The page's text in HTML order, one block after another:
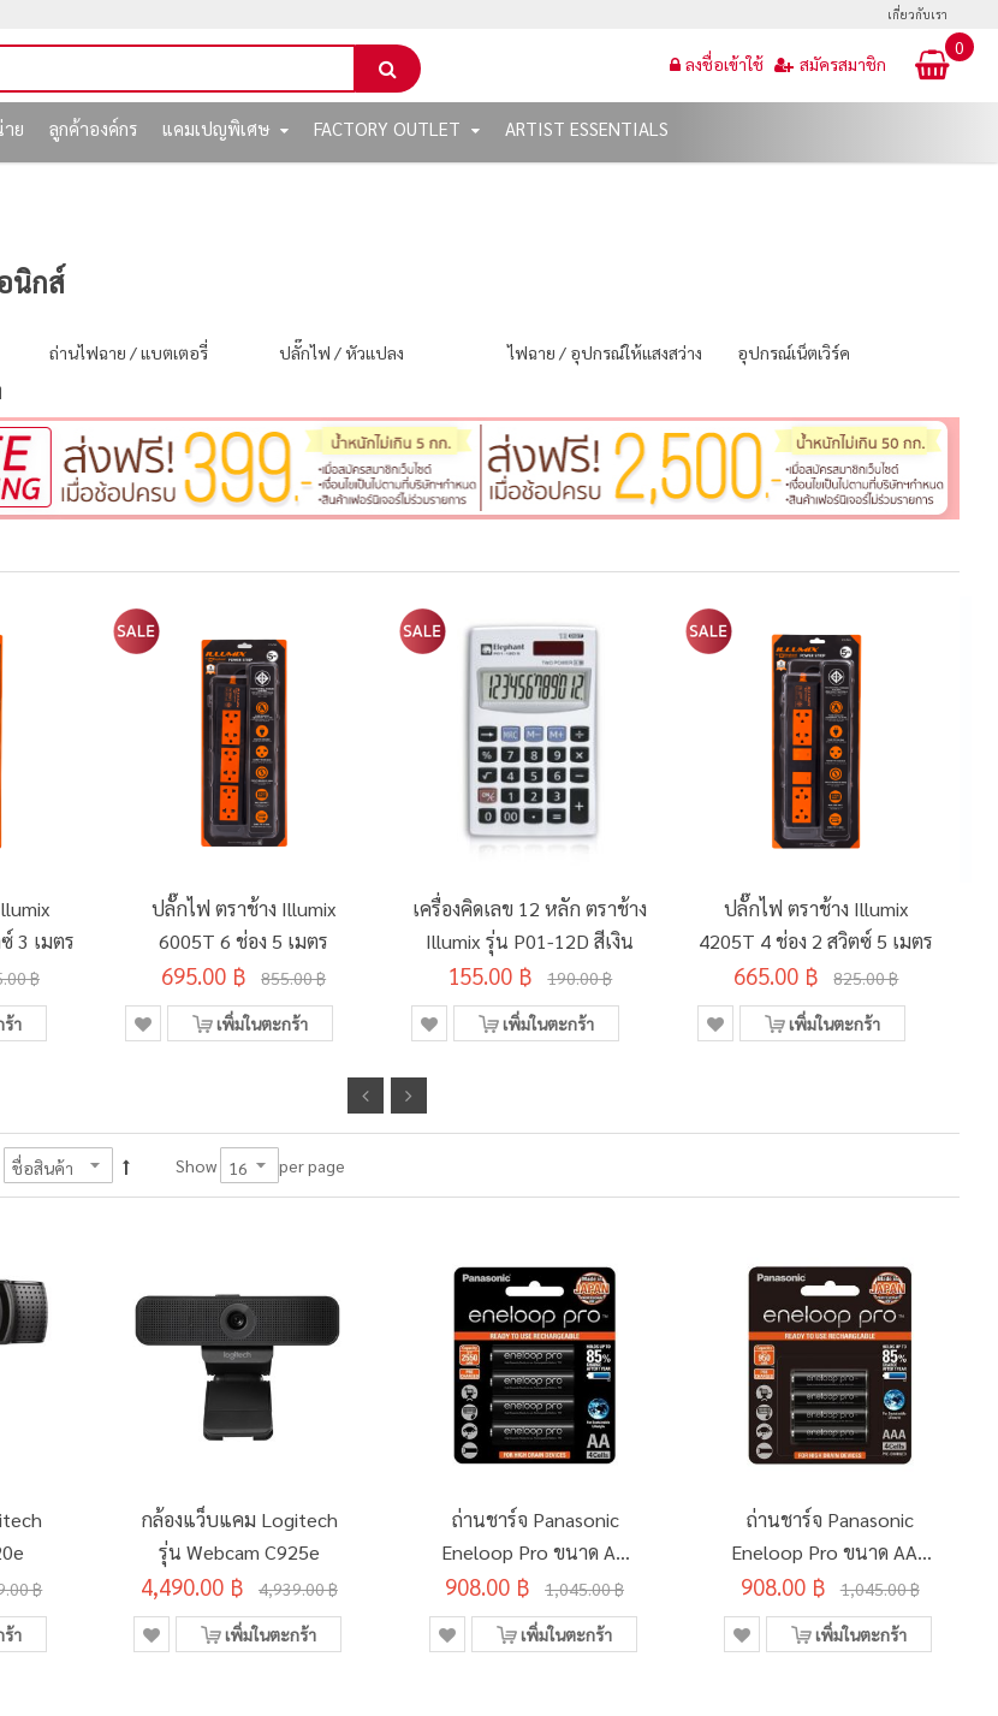
เกี่ยวกับเรา
0
ลงชื่อเข้าใช้ สมัครสมาชิก
ย ลูกค้าองค์กร แคมเปญพิเศษ FACTORY OUTLET
ARTIST ESSENTIALS
นิกส์
ถ่านไฟฉาย / แบตเตอรี่ ปลั๊กไฟ / หัวแปลง ไฟฉาย / อุปกรณ์ให้แสงสว่าง
อุปกรณ์เน็ตเวิร์ค
3 เมตร
฿
า
ปลั๊กไฟ ตราช้าง Illumix
6005T 6 ช่อง 5 เมตร
695.00 ฿ 855.00 ฿
เพิ่มในตะกร้า
เครื่องคิดเลข 12 หลัก ตราช้าง
Illumix รุ่น P01-12D สีเงิน
155.00 ฿ 190.00 ฿
เพิ่มในตะกร้า
ปลั๊กไฟ ตราช้าง Illumix
4205T 4 ช่อง 2 สวิตซ์ 5 เมตร
665.00 ฿ 825.00 ฿
เพิ่มในตะกร้า
Show per page
฿
า
กล้องแว็บแคม Logitech
รุ่น Webcam C925e
4,490.00 ฿ 4,939.00 ฿
เพิ่มในตะกร้า
ถ่านชาร์จ Panasonic
Eneloop Pro ขนาด AA
(แพ็ค4ก้อน)
908.00 ฿ 1,045.00 ฿
เพิ่มในตะกร้า
ถ่านชาร์จ Panasonic
Eneloop Pro ขนาด AAA
(แพ็ค4ก้อน)
908.00 ฿ 1,045.00 ฿
เพิ่มในตะกร้า